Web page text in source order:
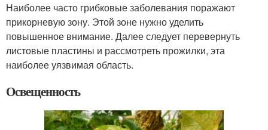
Наиболее часто грибковые заболевания поражают
прикорневую зону. Этой зоне нужно уделить
повышенное внимание. Далее следует перевернуть
листовые пластины и рассмотреть прожилки, эта
наиболее уязвимая область.
Освещенность